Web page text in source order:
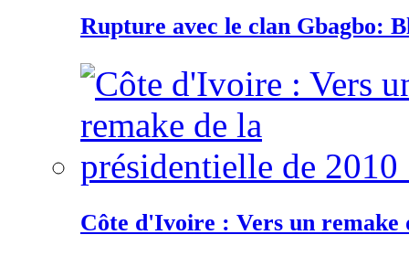
Rupture avec le clan Gbagbo:
Côte d'Ivoire : Vers un remake